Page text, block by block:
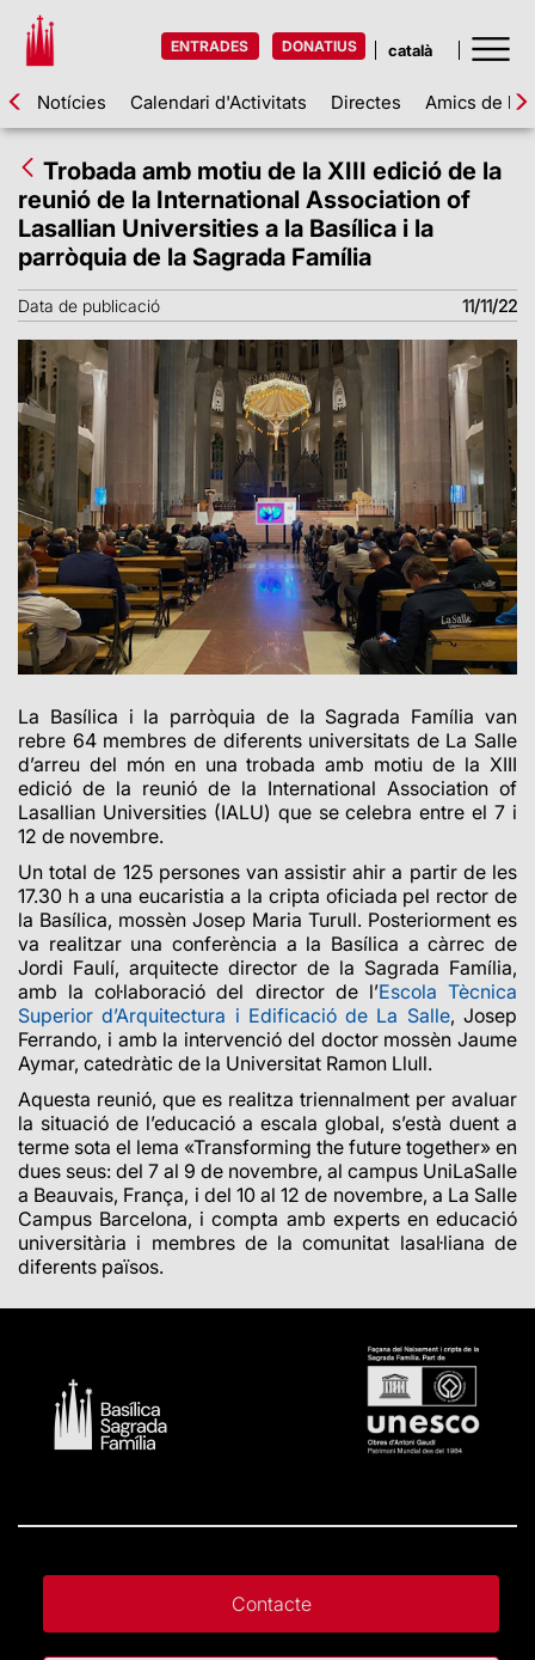
ENTRADES DONATIUS
Notícies Calendari d'Activitats Directes Amics de la
Trobada amb motiu de la XIII edició de la
reunió de la International Association of
Lasallian Universities a la Basílica i la
parròquia de la Sagrada Família
Data de publicació 11/11/22
La Basílica i la parròquia de la Sagrada Família van
rebre 64 membres de diferents universitats de La Salle
d’arreu del món en una trobada amb motiu de la XIII
edició de la reunió de la International Association of
Lasallian Universities (IALU) que se celebra entre el 7 i
12 de novembre.
Un total de 125 persones van assistir ahir a partir de les
17.30 h a una eucaristia a la cripta oficiada pel rector de
la Basílica, mossèn Josep Maria Turull. Posteriorment es
va realitzar una conferència a la Basílica a càrrec de
Jordi Faulí, arquitecte director de la Sagrada Família,
amb la col·laboració del director de l’Escola Tècnica
Superior d’Arquitectura i Edificació de La Salle, Josep
Ferrando, i amb la intervenció del doctor mossèn Jaume
Aymar, catedràtic de la Universitat Ramon Llull.
Aquesta reunió, que es realitza triennalment per avaluar
la situació de l’educació a escala global, s’està duent a
terme sota el lema «Transforming the future together» en
dues seus: del 7 al 9 de novembre, al campus UniLaSalle
a Beauvais, França, i del 10 al 12 de novembre, a La Salle
Campus Barcelona, i compta amb experts en educació
universitària i membres de la comunitat lasal·liana de
diferents països.
Contacte